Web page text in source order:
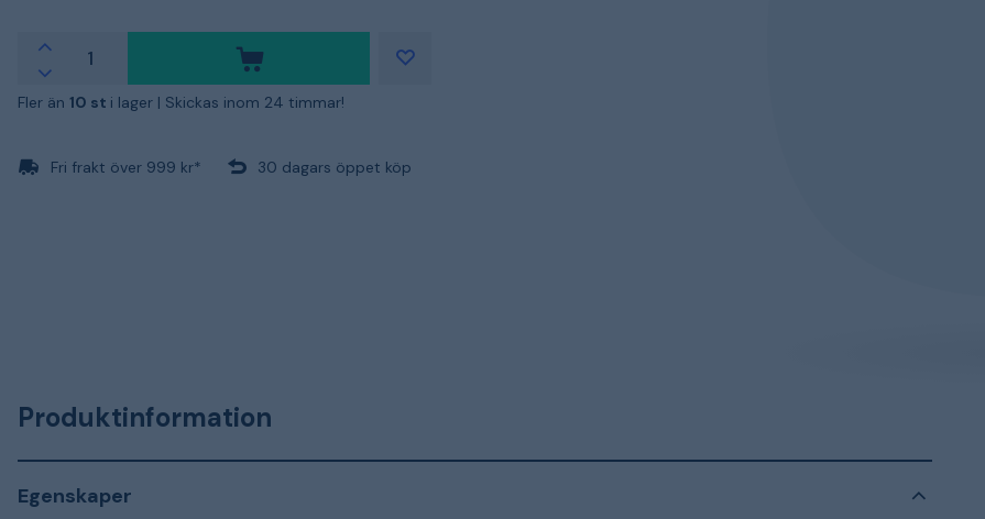
Fler än 10 st i lager | Skickas inom 24 timmar!
Fri frakt över 999 kr* 30 dagars öppet köp
Produktinformation
Egenskaper